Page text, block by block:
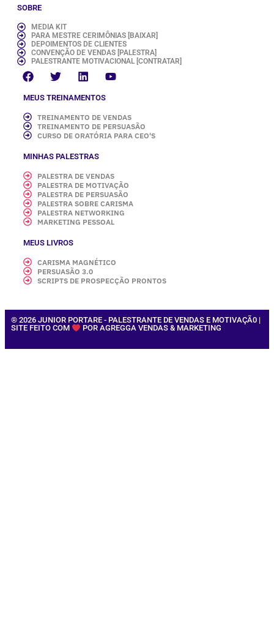
SOBRE
MEDIA KIT
PARA MESTRE CERIMÔNIAS [BAIXAR]
DEPOIMENTOS DE CLIENTES
CONVENÇÃO DE VENDAS [PALESTRA]
PALESTRANTE MOTIVACIONAL [CONTRATAR]
MEUS TREINAMENTOS
TREINAMENTO DE VENDAS
TREINAMENTO DE PERSUASÃO
CURSO DE ORATÓRIA PARA CEO'S
MINHAS PALESTRAS
PALESTRA DE VENDAS
PALESTRA DE MOTIVAÇÃO
PALESTRA DE PERSUASÃO
PALESTRA SOBRE CARISMA
PALESTRA NETWORKING
MARKETING PESSOAL
MEUS LIVROS
CARISMA MAGNÉTICO
PERSUASÃO 3.0
SCRIPTS DE PROSPECÇÃO PRONTOS
® 2026 JUNIOR PORTARE - PALESTRANTE DE VENDAS E MOTIVAÇÃ0 |
SITE FEITO COM
POR AGREGGA VENDAS & MARKETING